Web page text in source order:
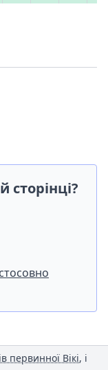
первинної Вікі, і